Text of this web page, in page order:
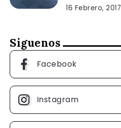
16 Febrero, 2017
Siguenos
Facebook
Instagram